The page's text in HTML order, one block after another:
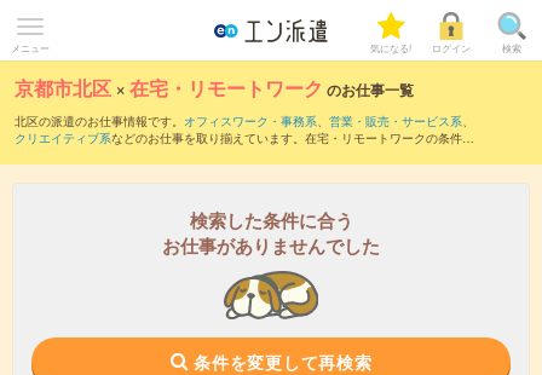
メニュー 気になる! ログイン 検索
京都市北区 ×在宅・リモートワーク のお仕事一覧
北区の派遣のお仕事情報です。 オフィスワーク・事務系、 営業・販売・サービス系、
クリエイティブ系などのお仕事を取り揃えています。在宅・リモートワークの条件の
検索した条件に合う
お仕事がありませんでした
条件を変更して再検索